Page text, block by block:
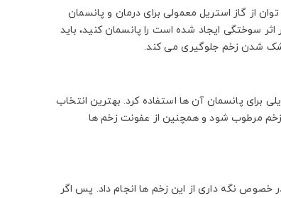
از گاز استریل معمولی برای درمان و پانسمان
سوختگی ایجاد شده است را پانسمان کنید، باید
خشک شدن زخم جلوگیری می کند.
برای پانسمان آن ها استفاده کرد. بهترین انتخاب
زخم مرطوب شود و همچنین از عفونت زخم ها
خصوص نگه داری از این زخم ها انجام داد. پس اگر